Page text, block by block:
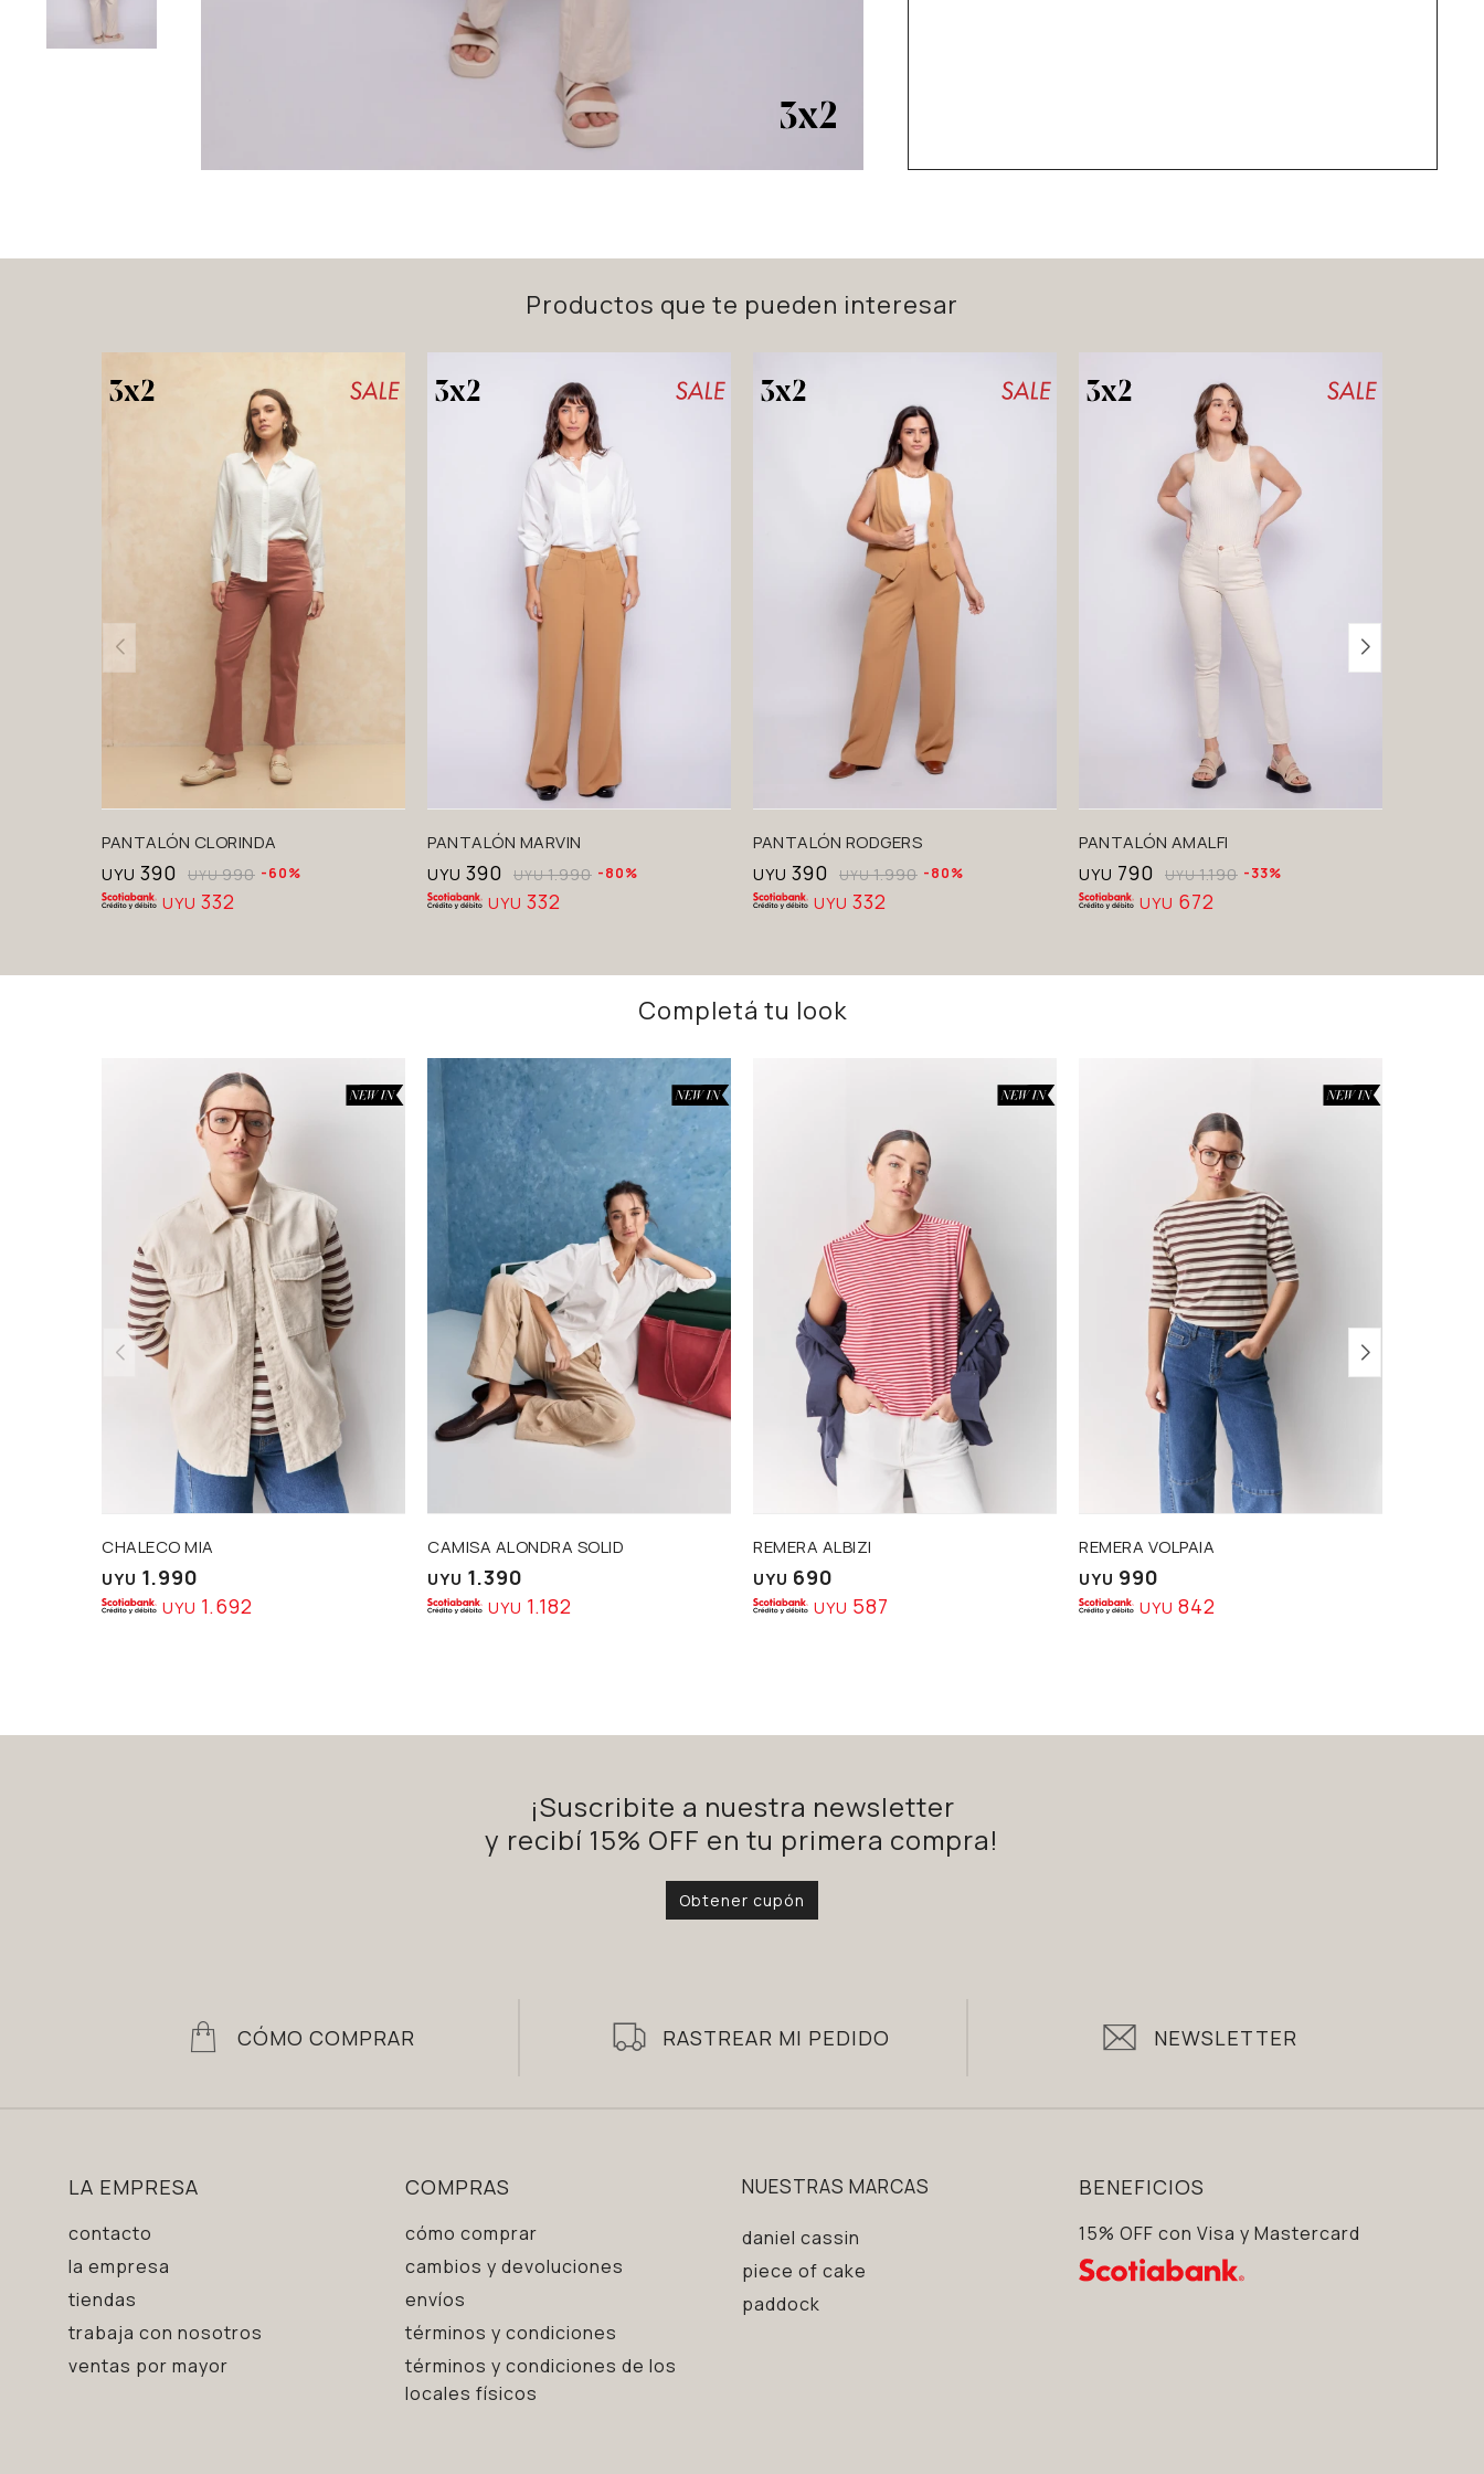
Productos que te pueden interesar
PANTALÓN CLORINDA
UYU 390 UYU 990 60
UYU 332
PANTALÓN MARVIN
UYU 390 UYU 1.990 80
UYU 332
PANTALÓN RODGERS
UYU 390 UYU 1.990 80
UYU 332
PANTALÓN AMALFI
UYU 790 UYU 1.190 33
UYU 672
Completá tu look
CHALECO MIA
UYU 1.990
UYU 1.692
CAMISA ALONDRA SOLID
UYU 1.390
UYU 1.182
REMERA ALBIZI
UYU 690
UYU 587
REMERA VOLPAIA
UYU 990
UYU 842
¡Suscribite a nuestra newsletter
y recibí 15% OFF en tu primera compra!
Obtener cupón
CÓMO COMPRAR RASTREAR MI PEDIDO NEWSLETTER
LA EMPRESA
contacto
la empresa
tiendas
trabaja con nosotros
ventas por mayor
COMPRAS
cómo comprar
cambios y devoluciones
envíos
términos y condiciones
términos y condiciones de los
locales físicos
NUESTRAS MARCAS
daniel cassin
piece of cake
paddock
BENEFICIOS
15% OFF con Visa y Mastercard